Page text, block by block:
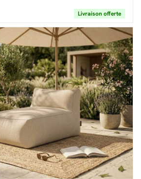
Livraison offerte